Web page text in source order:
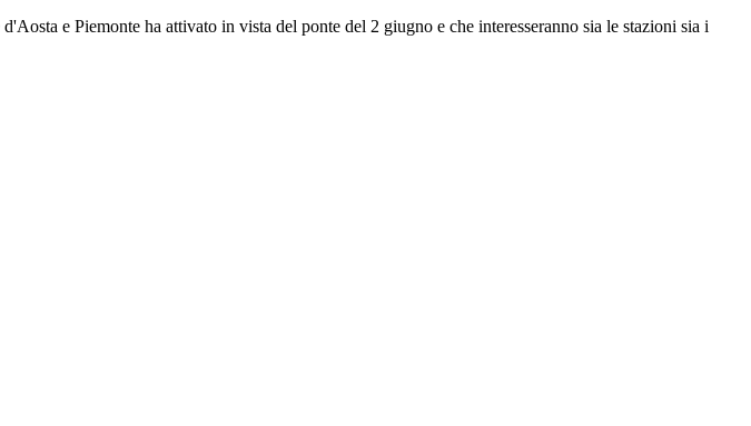
e Piemonte ha attivato in vista del ponte del 2 giugno e che interesseranno sia le stazioni sia i